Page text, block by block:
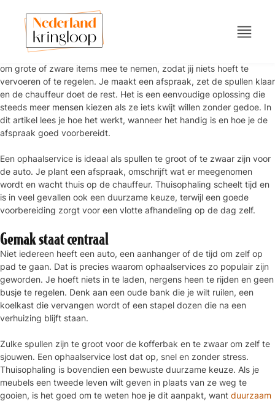
Spullen laten ophalen betekent dat iemand naar jouw adres komt
om grote of zware items mee te nemen, zodat jij niets hoeft te
vervoeren of te regelen. Je maakt een afspraak, zet de spullen klaar
en de chauffeur doet de rest. Het is een eenvoudige oplossing die
steeds meer mensen kiezen als ze iets kwijt willen zonder gedoe. In
dit artikel lees je hoe het werkt, wanneer het handig is en hoe je de
afspraak goed voorbereidt.
Een ophaalservice is ideaal als spullen te groot of te zwaar zijn voor
de auto. Je plant een afspraak, omschrijft wat er meegenomen
wordt en wacht thuis op de chauffeur. Thuisophaling scheelt tijd en
is in veel gevallen ook een duurzame keuze, terwijl een goede
voorbereiding zorgt voor een vlotte afhandeling op de dag zelf.
Gemak staat centraal
Niet iedereen heeft een auto, een aanhanger of de tijd om zelf op
pad te gaan. Dat is precies waarom ophaalservices zo populair zijn
geworden. Je hoeft niets in te laden, nergens heen te rijden en geen
busje te regelen. Denk aan een oude bank die je wilt ruilen, een
koelkast die vervangen wordt of een stapel dozen die na een
verhuizing blijft staan.
Zulke spullen zijn te groot voor de kofferbak en te zwaar om zelf te
sjouwen. Een ophaalservice lost dat op, snel en zonder stress.
Thuisophaling is bovendien een bewuste duurzame keuze. Als je
meubels een tweede leven wilt geven in plaats van ze weg te
gooien, is het goed om te weten hoe je dit aanpakt, want duurzaam